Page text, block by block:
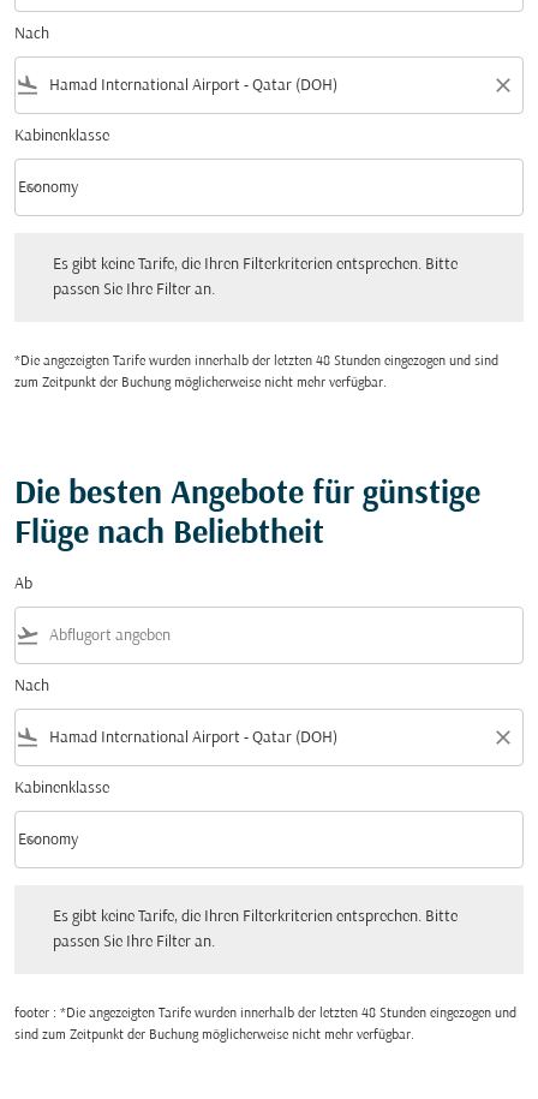
Nach
flight_land close
Kabinenklasse
Kabinenklasse option Economy Selected
Economy
keyboard_arrow_down
Es gibt keine Tarife, die Ihren Filterkriterien entsprechen. Bitte
passen Sie Ihre Filter an.
*Die angezeigten Tarife wurden innerhalb der letzten 48 Stunden eingezogen und sind
zum Zeitpunkt der Buchung möglicherweise nicht mehr verfügbar.
Die besten Angebote für günstige
Flüge nach Beliebtheit
Ab
flight_takeoff
Nach
flight_land close
Kabinenklasse
Kabinenklasse option Economy Selected
Economy
keyboard_arrow_down
Es gibt keine Tarife, die Ihren Filterkriterien entsprechen. Bitte
passen Sie Ihre Filter an.
footer : *Die angezeigten Tarife wurden innerhalb der letzten 48 Stunden eingezogen und
sind zum Zeitpunkt der Buchung möglicherweise nicht mehr verfügbar.